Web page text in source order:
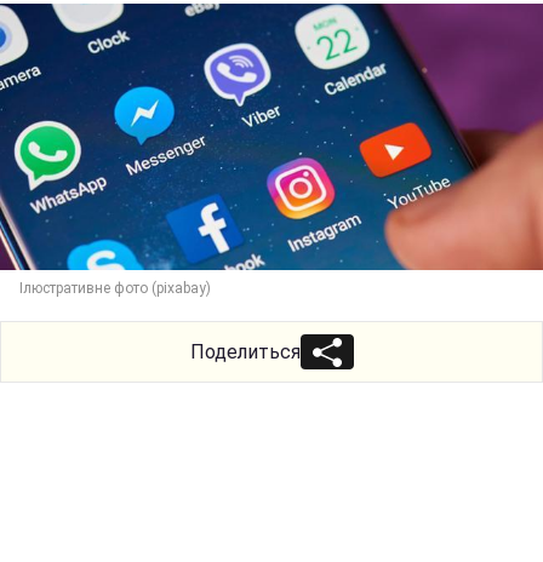
Ілюстративне фото (pixabay)
Поделиться